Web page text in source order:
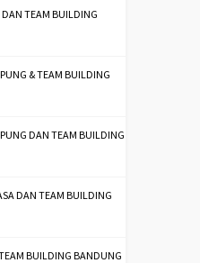
TEAM BUILDING
& TEAM BUILDING
DAN TEAM BUILDING
DAN TEAM BUILDING
BUILDING BANDUNG